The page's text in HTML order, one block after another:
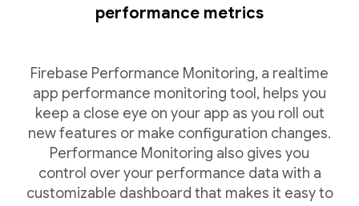
performance metrics
Firebase Performance Monitoring, a realtime
app performance monitoring tool, helps you
keep a close eye on your app as you roll out
new features or make configuration changes.
Performance Monitoring also gives you
control over your performance data with a
customizable dashboard that makes it easy to